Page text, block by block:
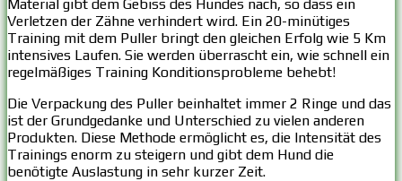
Material gibt dem Gebiss des Hundes nach, so dass ein
Verletzen der Zähne verhindert wird. Ein 20-minütiges
Training mit dem Puller bringt den gleichen Erfolg wie 5 Km
intensives Laufen. Sie werden überrascht ein, wie schnell ein
regelmäßiges Training Konditionsprobleme behebt!
Die Verpackung des Puller beinhaltet immer 2 Ringe und das
ist der Grundgedanke und Unterschied zu vielen anderen
Produkten. Diese Methode ermöglicht es, die Intensität des
Trainings enorm zu steigern und gibt dem Hund die
benötigte Auslastung in sehr kurzer Zeit.